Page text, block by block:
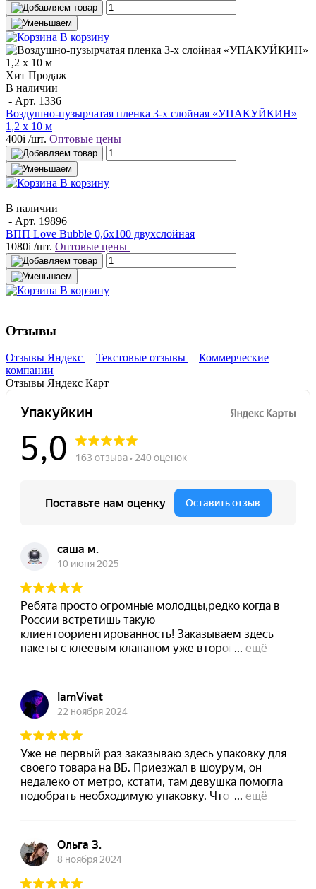
В корзину
Хит Продаж
В наличии
- Арт. 1336
Воздушно-пузырчатая пленка 3-х слойная «УПАКУЙКИН»
1,2 х 10 м
400i /шт. Оптовые цены
В корзину
В наличии
- Арт. 19896
ВПП Love Bubble 0,6х100 двухслойная
1080i /шт. Оптовые цены
В корзину
Отзывы
Отзывы Яндекс Текстовые отзывы
Коммерческие
компании
Отзывы Яндекс Карт